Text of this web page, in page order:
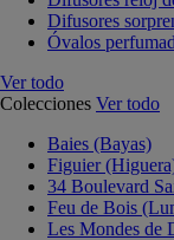
Difusores
Óvalos
Ver todo
Colecciones Ver todo
Baies (Bayas)
Figuier
34 Boulevard
Feu de Bois
Les Mondes de